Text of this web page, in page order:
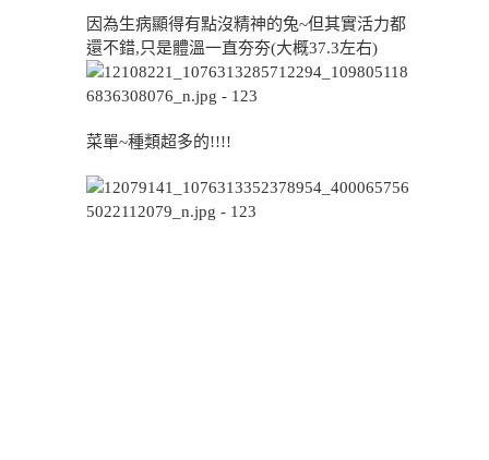
因為生病顯得有點沒精神的兔~但其實活力都
還不錯,只是體溫一直夯夯(大概37.3左右)
菜單~種類超多的!!!!